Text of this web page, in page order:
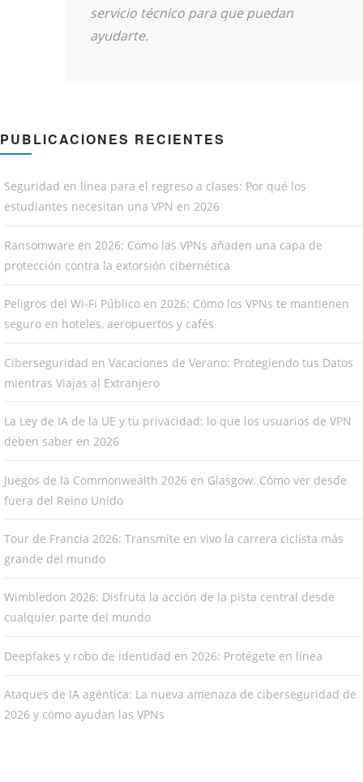
servicio técnico para que puedan
ayudarte.
PUBLICACIONES RECIENTES
Seguridad en línea para el regreso a clases: Por qué los
estudiantes necesitan una VPN en 2026
Ransomware en 2026: Cómo las VPNs añaden una capa de
protección contra la extorsión cibernética
Peligros del Wi-Fi Público en 2026: Cómo los VPNs te mantienen
seguro en hoteles, aeropuertos y cafés
Ciberseguridad en Vacaciones de Verano: Protegiendo tus Datos
mientras Viajas al Extranjero
La Ley de IA de la UE y tu privacidad: lo que los usuarios de VPN
deben saber en 2026
Juegos de la Commonwealth 2026 en Glasgow: Cómo ver desde
fuera del Reino Unido
Tour de Francia 2026: Transmite en vivo la carrera ciclista más
grande del mundo
Wimbledon 2026: Disfruta la acción de la pista central desde
cualquier parte del mundo
Deepfakes y robo de identidad en 2026: Protégete en línea
Ataques de IA agéntica: La nueva amenaza de ciberseguridad de
2026 y cómo ayudan las VPNs